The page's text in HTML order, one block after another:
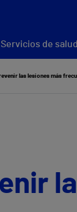
Servicios de salud
las lesiones más